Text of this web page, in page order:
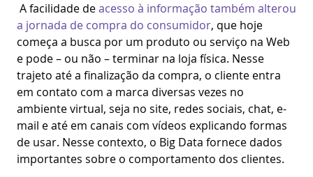
A facilidade deacesso à informação também alterou
a jornada de compra do consumidor, que hoje
começa a busca por um produto ou serviço na Web
e pode – ou não – terminar na loja física. Nesse
trajeto até a finalização da compra, o cliente entra
em contato com a marca diversas vezes no
ambiente virtual, seja no site, redes sociais, chat, e-
mail e até em canais com vídeos explicando formas
de usar. Nesse contexto, o Big Data fornece dados
importantes sobre o comportamento dos clientes.